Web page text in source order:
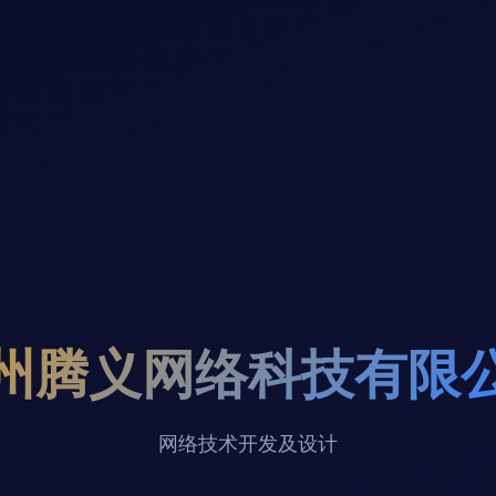
腾义网络科技有限
网络技术开发及设计